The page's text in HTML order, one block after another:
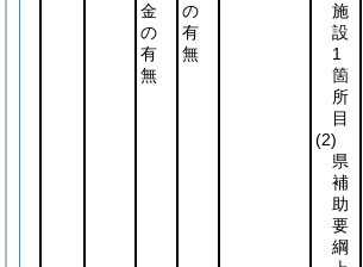
金
の
有
無
の
有
無
施
設
1
箇
所
目
(2)
県
補
助
要
綱